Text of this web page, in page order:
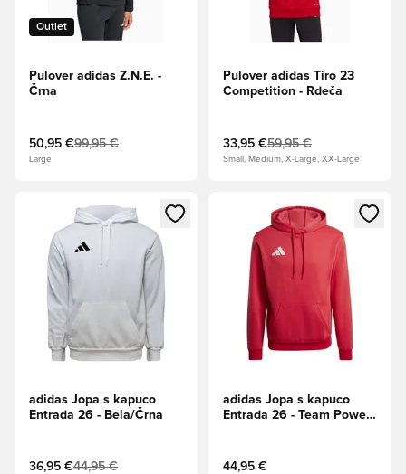
Outlet
Pulover adidas Z.N.E. -
Črna
50,95 €99,95 €
Large
Pulover adidas Tiro 23
Competition - Rdeča
33,95 €59,95 €
Small, Medium, X-Large, XX-Large
Odpre Modal za prijavo ali vpis kot član
adidas Jopa s kapuco
Entrada 26 - Bela/Črna
36,95 €44,95 €
Odpre Modal za prijavo ali
adidas Jopa s kapuco
Entrada 26 - Team Power
44,95 €